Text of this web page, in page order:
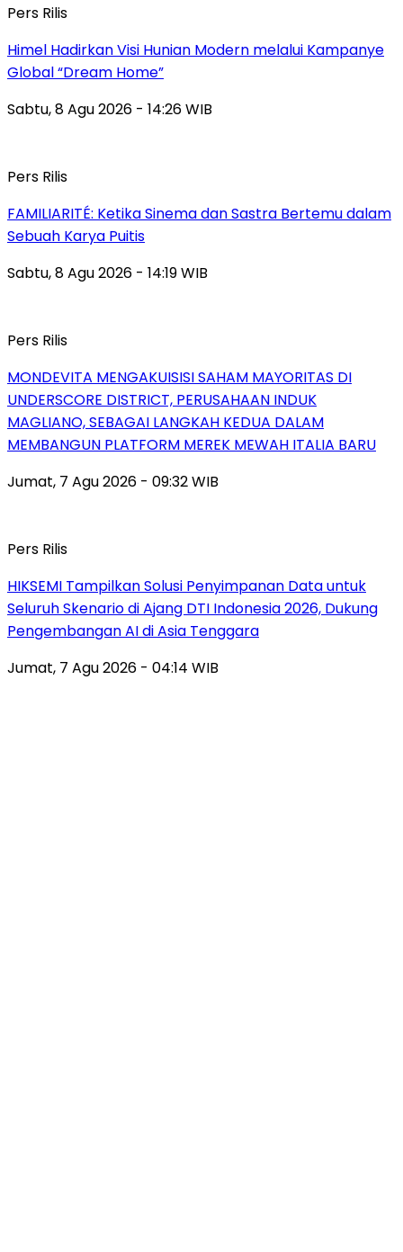
Pers Rilis
Himel Hadirkan Visi Hunian Modern melalui Kampanye
Global “Dream Home”
Sabtu, 8 Agu 2026 - 14:26 WIB
Pers Rilis
FAMILIARITÉ: Ketika Sinema dan Sastra Bertemu dalam
Sebuah Karya Puitis
Sabtu, 8 Agu 2026 - 14:19 WIB
Pers Rilis
MONDEVITA MENGAKUISISI SAHAM MAYORITAS DI
UNDERSCORE DISTRICT, PERUSAHAAN INDUK
MAGLIANO, SEBAGAI LANGKAH KEDUA DALAM
MEMBANGUN PLATFORM MEREK MEWAH ITALIA BARU
Jumat, 7 Agu 2026 - 09:32 WIB
Pers Rilis
HIKSEMI Tampilkan Solusi Penyimpanan Data untuk
Seluruh Skenario di Ajang DTI Indonesia 2026, Dukung
Pengembangan AI di Asia Tenggara
Jumat, 7 Agu 2026 - 04:14 WIB